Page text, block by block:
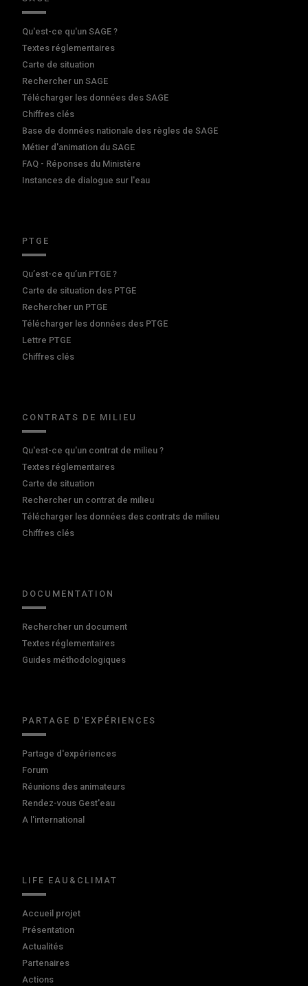
Qu'est-ce qu'un SAGE ?
Textes réglementaires
Carte de situation
Rechercher un SAGE
Télécharger les données des SAGE
Chiffres clés
Base de données nationale des règles de SAGE
Métier d'animation du SAGE
FAQ - Réponses du Ministère
Instances de dialogue sur l'eau
PTGE
Qu’est-ce qu’un PTGE ?
Carte de situation des PTGE
Rechercher un PTGE
Télécharger les données des PTGE
Lettre PTGE
Chiffres clés
CONTRATS DE MILIEU
Qu'est-ce qu'un contrat de milieu ?
Textes réglementaires
Carte de situation
Rechercher un contrat de milieu
Télécharger les données des contrats de milieu
Chiffres clés
DOCUMENTATION
Rechercher un document
Textes réglementaires
Guides méthodologiques
PARTAGE D'EXPÉRIENCES
Partage d'expériences
Forum
Réunions des animateurs
Rendez-vous Gest'eau
A l'international
LIFE EAU&CLIMAT
Accueil projet
Présentation
Actualités
Partenaires
Actions